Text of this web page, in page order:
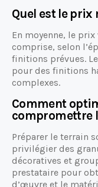
Quel est le prix
En moyenne, le
comprise, selon
finitions prévues.
pour des finitions
complexes.
Comment
compromettre
Préparer le terrain
privilégier des
décoratives et
prestataire pour
d’œuvre et le